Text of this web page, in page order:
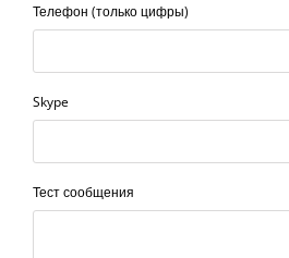
Телефон (только цифры)
Skype
Тест сообщения